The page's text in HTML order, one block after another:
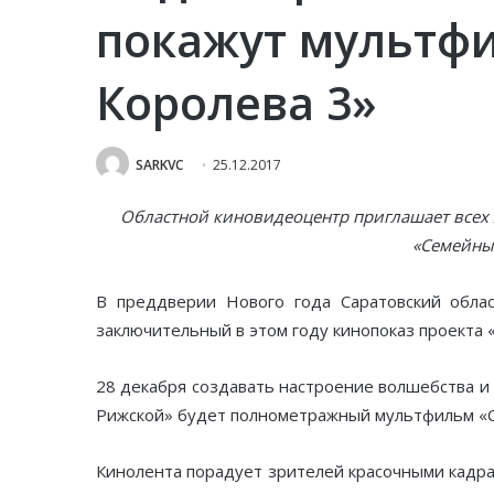
покажут
Королева 3»
SARKVC 25.12.2017
Областной киновидеоцентр приглашает
В преддверии Нового года Саратовский
заключительный в этом году кинопоказ
28 декабря создавать настроение волшебства
Рижской» будет полнометражный мультфильм
Кинолента порадует зрителей красочными